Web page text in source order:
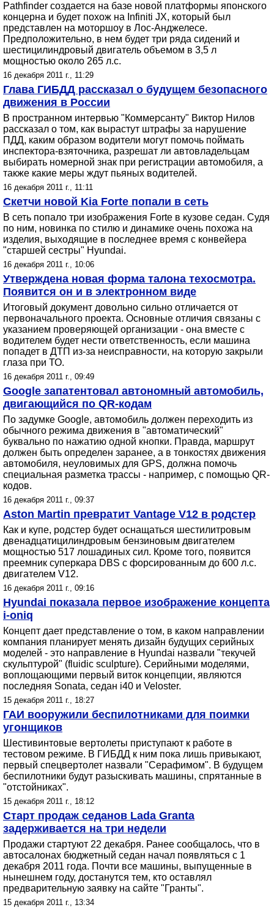
Pathfinder создается на базе новой платформы японского
концерна и будет похож на Infiniti JX, который был
представлен на моторшоу в Лос-Анджелесе.
Предположительно, в нем будет три ряда сидений и
шестицилиндровый двигатель объемом в 3,5 л
мощностью около 265 л.с.
16 декабря 2011 г., 11:29
Глава ГИБДД рассказал о будущем безопасного
движения в России
В пространном интервью "Коммерсанту" Виктор Нилов
рассказал о том, как вырастут штрафы за нарушение
ПДД, каким образом водители могут помочь поймать
инспектора-взяточника, разрешат ли автовладельцам
выбирать номерной знак при регистрации автомобиля, а
также какие меры ждут пьяных водителей.
16 декабря 2011 г., 11:11
Скетчи новой Kia Forte попали в сеть
В сеть попало три изображения Forte в кузове седан. Судя
по ним, новинка по стилю и динамике очень похожа на
изделия, выходящие в последнее время с конвейера
"старшей сестры" Hyundai.
16 декабря 2011 г., 10:06
Утверждена новая форма талона техосмотра.
Появится он и в электронном виде
Итоговый документ довольно сильно отличается от
первоначального проекта. Основные отличия связаны с
указанием проверяющей организации - она вместе с
водителем будет нести ответственность, если машина
попадет в ДТП из-за неисправности, на которую закрыли
глаза при ТО.
16 декабря 2011 г., 09:49
Google запатентовал автономный автомобиль,
двигающийся по QR-кодам
По задумке Google, автомобиль должен переходить из
обычного режима движения в "автоматический"
буквально по нажатию одной кнопки. Правда, маршрут
должен быть определен заранее, а в тонкостях движения
автомобиля, неуловимых для GPS, должна помочь
специальная разметка трассы - например, с помощью QR-
кодов.
16 декабря 2011 г., 09:37
Aston Martin превратит Vantage V12 в родстер
Как и купе, родстер будет оснащаться шестилитровым
двенадцатицилиндровым бензиновым двигателем
мощностью 517 лошадиных сил. Кроме того, появится
преемник суперкара DBS с форсированным до 600 л.с.
двигателем V12.
16 декабря 2011 г., 09:16
Hyundai показала первое изображение концепта
i-oniq
Концепт дает представление о том, в каком направлении
компания планирует менять дизайн будущих серийных
моделей - это направление в Hyundai назвали "текучей
скульптурой" (fluidic sculpture). Серийными моделями,
воплощающими первый виток концепции, являются
последняя Sonata, седан i40 и Veloster.
15 декабря 2011 г., 18:27
ГАИ вооружили беспилотниками для поимки
угонщиков
Шестивинтовые вертолеты приступают к работе в
тестовом режиме. В ГИБДД к ним пока лишь привыкают,
первый спецвертолет назвали "Серафимом". В будущем
беспилотники будут разыскивать машины, спрятанные в
"отстойниках".
15 декабря 2011 г., 18:12
Старт продаж седанов Lada Granta
задерживается на три недели
Продажи стартуют 22 декабря. Ранее сообщалось, что в
автосалонах бюджетный седан начал появляться с 1
декабря 2011 года. Почти все машины, выпущенные в
нынешнем году, достанутся тем, кто оставлял
предварительную заявку на сайте "Гранты".
15 декабря 2011 г., 13:34